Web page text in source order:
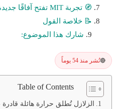
🧭 تجربة MIT تفتح آفاقًا جديدة
📝 خلاصة القول
شارك هذا الموضوع:
🔴نُشر منذ 54 يوماً
Table of Contents
الزلازل تُطلق حرارة هائلة